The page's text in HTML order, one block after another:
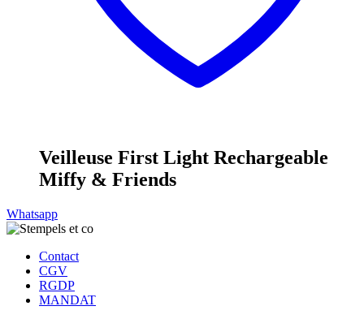
Veilleuse First Light Rechargeable
Miffy & Friends
Whatsapp
Contact
CGV
RGDP
MANDAT